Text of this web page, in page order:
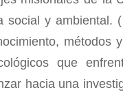
social y
métodos
que
hacia una